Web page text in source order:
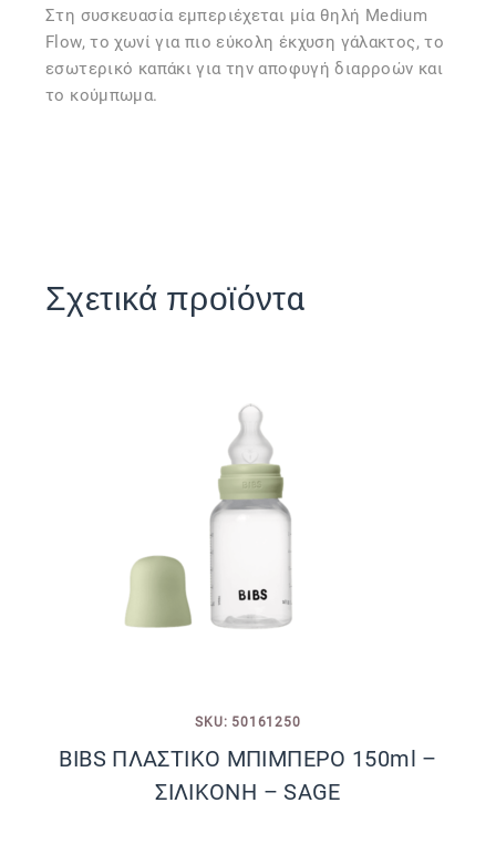
Στη συσκευασία εμπεριέχεται μία θηλή Medium
Flow, το χωνί για πιο εύκολη έκχυση γάλακτος, το
εσωτερικό καπάκι για την αποφυγή διαρροών και
το κούμπωμα.
Σχετικά προϊόντα
SKU: 50161250
BIBS ΠΛΑΣΤΙΚΟ ΜΠΙΜΠΕΡΟ 150ml –
ΣΙΛΙΚΟΝΗ – SAGE